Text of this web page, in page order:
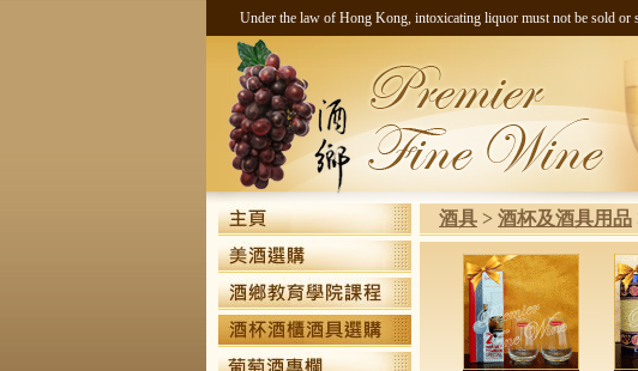
Under the law of Hong Kong, intoxicating liquor must not be sold
酒具 > 酒杯及酒具用品